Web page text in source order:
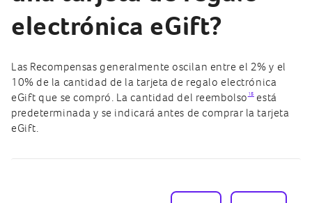
electrónica eGift?
Las Recompensas generalmente oscilan entre el 2% y el
10% de la cantidad de la tarjeta de regalo electrónica
eGift que se compró. La cantidad del reembolso15está
predeterminada y se indicará antes de comprar la tarjeta
eGift.